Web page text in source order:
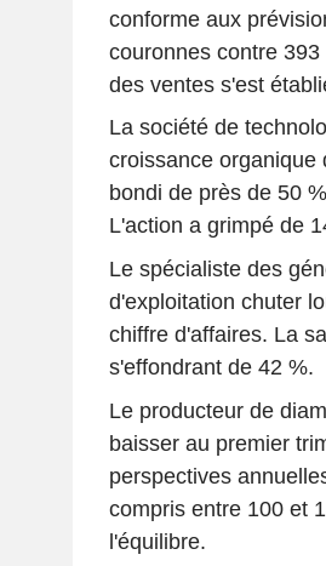
conforme aux
couronnes contre
des ventes s'est
La société de
croissance organique
bondi de près de 50
L'action a grimpé de
Le spécialiste des
d'exploitation chuter
chiffre d'affaires. La
s'effondrant de 42 %.
Le producteur de
baisser au premier
perspectives
compris entre 100 et
l'équilibre.